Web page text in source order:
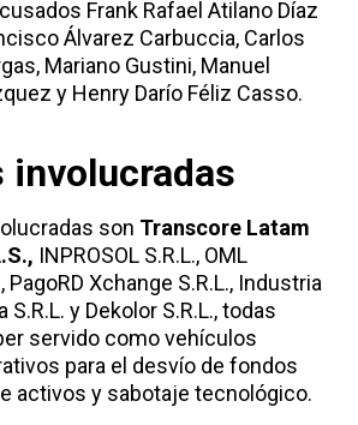
Frank Rafael Atilano Díaz
Álvarez Carbuccia, Carlos
Mariano Gustini, Manuel
y Henry Darío Féliz Casso.
involucradas
son Transcore Latam
INPROSOL S.R.L., OML
PagoRD Xchange S.R.L., Industria
y Dekolor S.R.L., todas
servido como vehículos
para el desvío de fondos
activos y sabotaje tecnológico.